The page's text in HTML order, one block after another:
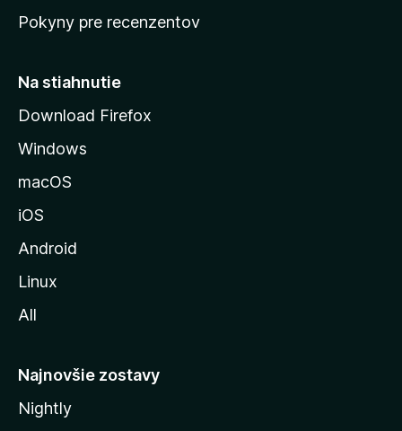
s
r
n
k
o
z
l
Pokyny pre recenzentov
Na stiahnutie
Download Firefox
Windows
macOS
iOS
Android
Linux
All
Najnovšie zostavy
Nightly